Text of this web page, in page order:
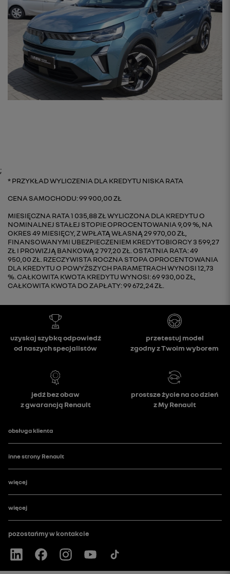
;
PRZYKŁAD WYLICZENIA DLA KREDYTU NISKA RATA
CENA SAMOCHODU: 99 900,00 ZŁ
MIESIĘCZNA RATA 1 035,88 ZŁ WYLICZONA DLA KREDYTU O
NOMINALNEJ STAŁEJ STOPIE OPROCENTOWANIA 9,09 %, NA
OKRES 49 MIESIĘCY, Z WPŁATĄ WŁASNĄ 29 970,00 ZŁ,
FINANSOWANYMI UBEZPIECZENIEM KREDYTOBIORCY 3 599,27
ZŁ I PROWIZJĄ BANKOWĄ 2 797,20 ZŁ. OSTATNIA RATA: 49
950,00 ZŁ. RZECZYWISTA ROCZNA STOPA OPROCENTOWANIA
DLA KREDYTU O POWYŻSZYCH PARAMETRACH WYNOSI 12,73
%. CAŁKOWITA KWOTA KREDYTU WYNOSI: 69 930,00 ZŁ,
CAŁKOWITA KWOTA DO ZAPŁATY: 99 672,24 ZŁ.